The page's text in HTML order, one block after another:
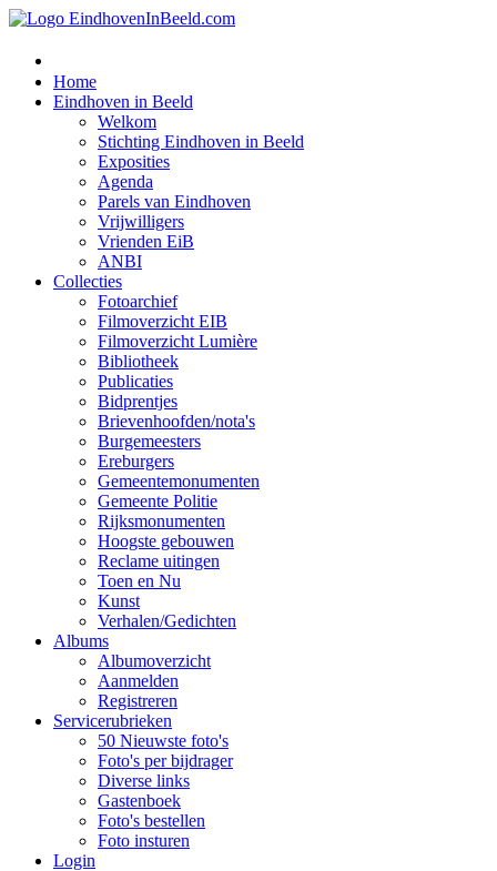
Home
Eindhoven in Beeld
Welkom
Stichting Eindhoven in Beeld
Exposities
Agenda
Parels van Eindhoven
Vrijwilligers
Vrienden EiB
ANBI
Collecties
Fotoarchief
Filmoverzicht EIB
Filmoverzicht Lumière
Bibliotheek
Publicaties
Bidprentjes
Brievenhoofden/nota's
Burgemeesters
Ereburgers
Gemeentemonumenten
Gemeente Politie
Rijksmonumenten
Hoogste gebouwen
Reclame uitingen
Toen en Nu
Kunst
Verhalen/Gedichten
Albums
Albumoverzicht
Aanmelden
Registreren
Servicerubrieken
50 Nieuwste foto's
Foto's per bijdrager
Diverse links
Gastenboek
Foto's bestellen
Foto insturen
Login